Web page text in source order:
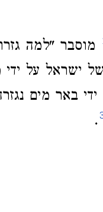
מוסבר "למה
של ישראל על
באר מים
.